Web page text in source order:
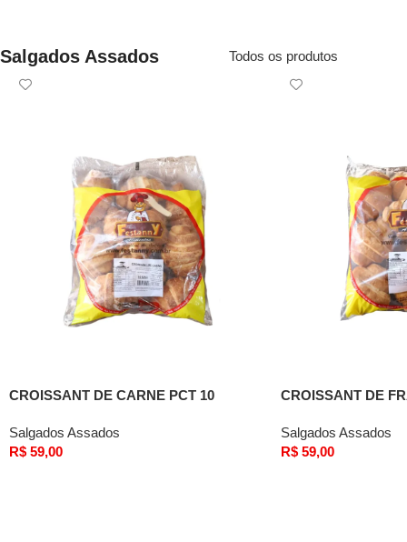
Salgados Assados Todos os produtos
CROISSANT DE CARNE PCT 10
Salgados Assados
R$ 59,00
CROISSANT DE
Salgados Assados
R$59,00